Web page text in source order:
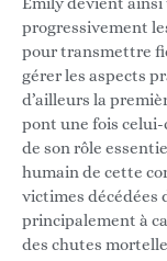
progressivement
pour transmettre
gérer les aspects
d’ailleurs la
pont une fois
de son rôle
humain de cette
victimes décédées
principalement à
des chutes